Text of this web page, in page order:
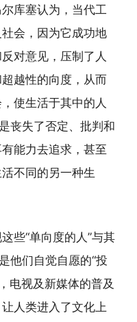
库塞认为，当代工
会，因为它成功地
对意见，压制了人
越性的向度，从而
使生活于其中的人
丧失了否定、批判和
能力去追求，甚至
不同的另一种生
些“单向度的人”与其
他们自觉自愿的“投
电视及新媒体的普及
人类进入了文化上